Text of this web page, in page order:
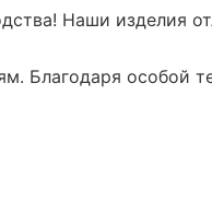
Наши изделия
Благодаря особой